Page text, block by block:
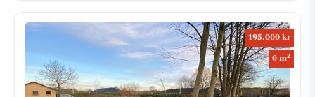
195.000 kr
0 m2